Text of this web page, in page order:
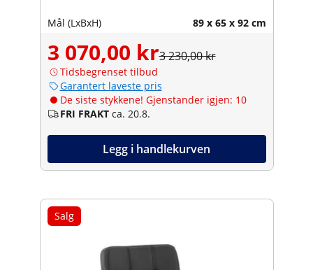
Mål (LxBxH) 89 x 65 x 92 cm
3 070,00 kr3 230,00 kr
Tidsbegrenset tilbud
Garantert laveste pris
De siste stykkene! Gjenstander igjen: 10
FRI FRAKT ca. 20.8.
Legg i handlekurven
Salg